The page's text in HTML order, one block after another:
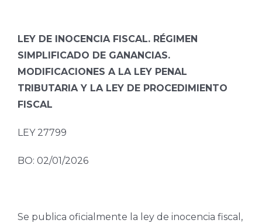
LEY DE INOCENCIA FISCAL. RÉGIMEN
SIMPLIFICADO DE GANANCIAS.
MODIFICACIONES A LA LEY PENAL
TRIBUTARIA Y LA LEY DE PROCEDIMIENTO
FISCAL
LEY 27799
BO: 02/01/2026
Se publica oficialmente la ley de inocencia fiscal,